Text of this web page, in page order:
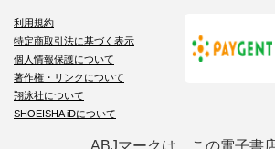
利用規約
特定商取引法に基づく表示
個人情報保護について
著作権・リンクについて
翔泳社について
SHOEISHA iDについて